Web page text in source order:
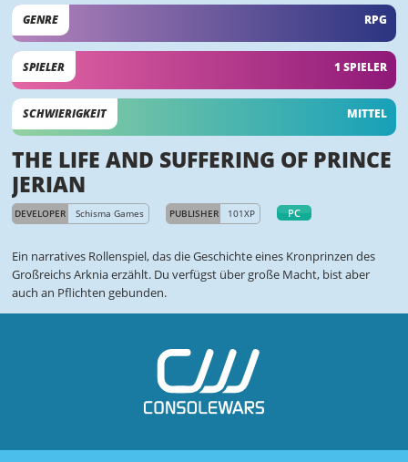
GENRE RPG
SPIELER 1 SPIELER
SCHWIERIGKEIT MITTEL
THE LIFE AND SUFFERING OF PRINCE
JERIAN
DEVELOPER Schisma Games PUBLISHER 101XP PC
Ein narratives Rollenspiel, das die Geschichte eines Kronprinzen des
Großreichs Arknia erzählt. Du verfügst über große Macht, bist aber
auch an Pflichten gebunden.